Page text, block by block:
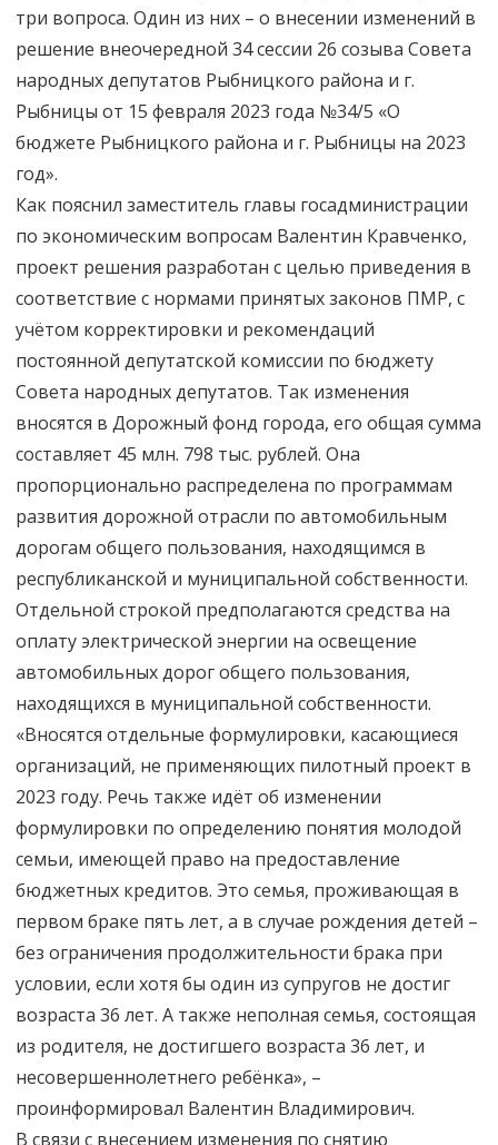
три вопроса. Один из них – о внесении изменений в
решение внеочередной 34 сессии 26 созыва Совета
народных депутатов Рыбницкого района и г.
Рыбницы от 15 февраля 2023 года №34/5 «О
бюджете Рыбницкого района и г. Рыбницы на 2023
год».
Как пояснил заместитель главы госадминистрации
по экономическим вопросам Валентин Кравченко,
проект решения разработан с целью приведения в
соответствие с нормами принятых законов ПМР, с
учётом корректировки и рекомендаций
постоянной депутатской комиссии по бюджету
Совета народных депутатов. Так изменения
вносятся в Дорожный фонд города, его общая сумма
составляет 45 млн. 798 тыс. рублей. Она
пропорционально распределена по программам
развития дорожной отрасли по автомобильным
дорогам общего пользования, находящимся в
республиканской и муниципальной собственности.
Отдельной строкой предполагаются средства на
оплату электрической энергии на освещение
автомобильных дорог общего пользования,
находящихся в муниципальной собственности.
«Вносятся отдельные формулировки, касающиеся
организаций, не применяющих пилотный проект в
2023 году. Речь также идёт об изменении
формулировки по определению понятия молодой
семьи, имеющей право на предоставление
бюджетных кредитов. Это семья, проживающая в
первом браке пять лет, а в случае рождения детей –
без ограничения продолжительности брака при
условии, если хотя бы один из супругов не достиг
возраста 36 лет. А также неполная семья, состоящая
из родителя, не достигшего возраста 36 лет, и
несовершеннолетнего ребёнка», –
проинформировал Валентин Владимирович.
В связи с внесением изменения по снятию